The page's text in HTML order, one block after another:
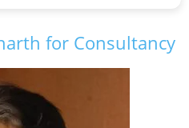
for Consultancy